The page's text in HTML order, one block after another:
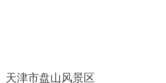
天津市盘山风景区